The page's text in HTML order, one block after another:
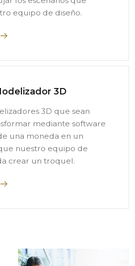
equipo de diseño.
3D
3D que sean
mediante software
una moneda en un
nuestro equipo de
crear un troquel.